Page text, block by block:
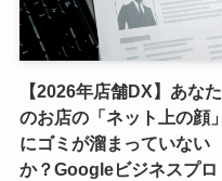
【2026年店舗DX】あなた
のお店の「ネット上の顔」
にゴミが溜まっていない
か？Googleビジネスプロ